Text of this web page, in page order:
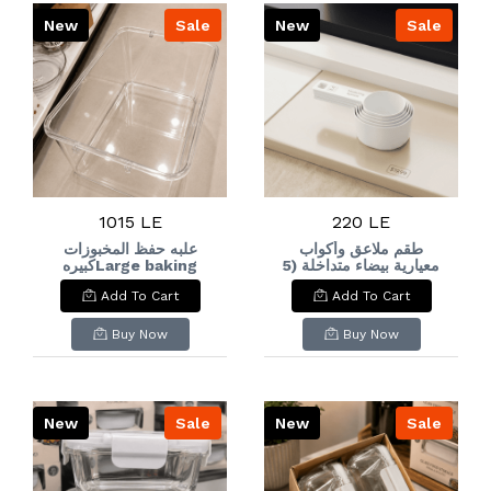
Sale
New
1015 LE
علبه حفظ المخبوزات
كبيرهLarge baking
storage box
Add To Cart
Buy Now
Sale
New
220 LE
طقم ملاعق وأكواب
معيارية بيضاء متداخلة (5
قطع)White Nesting
Measuring Spoons &
Cups Set (5 Pcs)
Add To Cart
Buy Now
Sale
New Sale
New